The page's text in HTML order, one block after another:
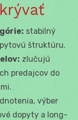
stabilný
štruktúru.
zlučujú
predajcov do
výber
dopyty a long-